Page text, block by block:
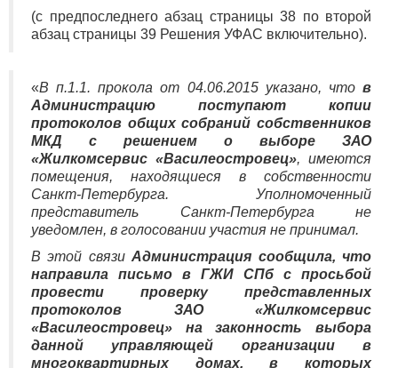
(с предпоследнего абзац страницы 38 по второй
абзац страницы 39 Решения УФАС включительно).
«В п.1.1. прокола от 04.06.2015 указано, что в
Администрацию поступают копии
протоколов общих собраний собственников
МКД с решением о выборе ЗАО
«Жилкомсервис «Василеостровец», имеются
помещения, находящиеся в собственности
Санкт-Петербурга. Уполномоченный
представитель Санкт-Петербурга не
уведомлен, в голосовании участия не принимал.
В этой связиАдминистрация сообщила, что
направила письмо в ГЖИ СПб с просьбой
провести проверку представленных
протоколов ЗАО «Жилкомсервис
«Василеостровец» на законность выбора
данной управляющей организации в
многоквартирных домах, в которых